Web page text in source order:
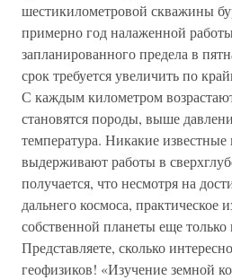
шестикилометровой скважины
примерно год налаженной
запланированного предела в
срок требуется увеличить по
С каждым километром
становятся породы, выше
температура. Никакие
выдерживают работы в
получается, что несмотря на
дальнего космоса, практическое
собственной планеты еще только
Представляете, сколько
геофизиков! «Изучение земной